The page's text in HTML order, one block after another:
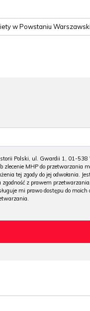
w Powstaniu
Polski, ul. Gwardii 1, 01-538
MHP do przetwarzania
tej zgody do jej odwołania.
zgodność z prawem
mi prawo dostępu do